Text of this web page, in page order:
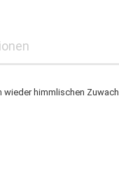
himmlischen